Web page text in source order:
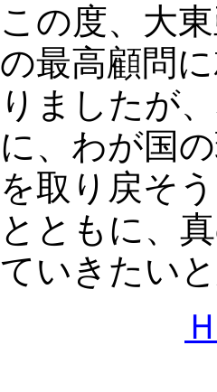
この度、大
の最高顧問
りましたが
に、わが国
を取り戻そ
とともに、
ていきたい